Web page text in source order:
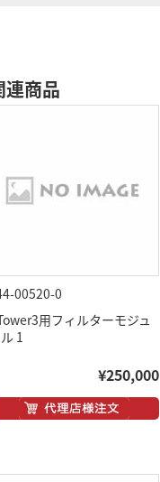
連商品
00520-0
用フィルターモジュ
1
¥250,000